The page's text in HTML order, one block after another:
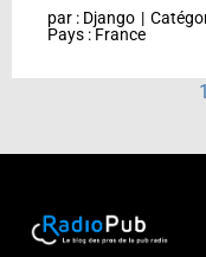
par : Django
Pays : France
1